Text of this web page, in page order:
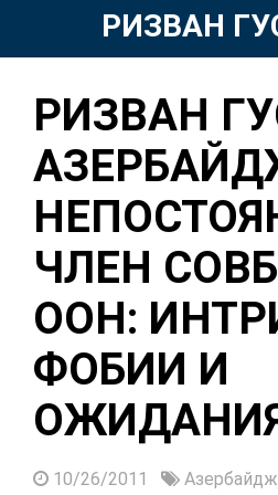
РИЗВАН
РИЗВАН
ЧЛЕН
ООН:
ФОБИИ И
10/26/2011